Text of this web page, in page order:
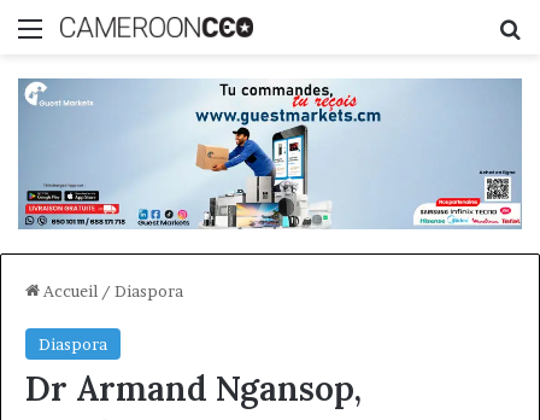
Menu
Accueil / Diaspora
Diaspora
Dr Armand Ngansop,